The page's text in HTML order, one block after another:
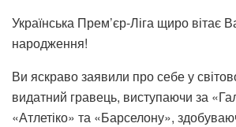
Українська Прем’єр-Ліга щиро вітає
народження!
Ви яскраво заявили про себе у
видатний гравець, виступаючи за
«Атлетіко» та «Барселону»,